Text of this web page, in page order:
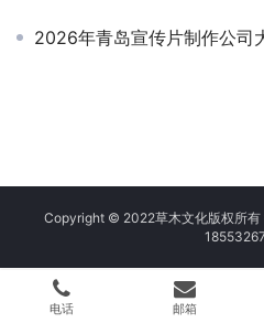
2026年青岛宣传片制作公司大
Copyright © 2022草木文化版权所有
电话 邮箱